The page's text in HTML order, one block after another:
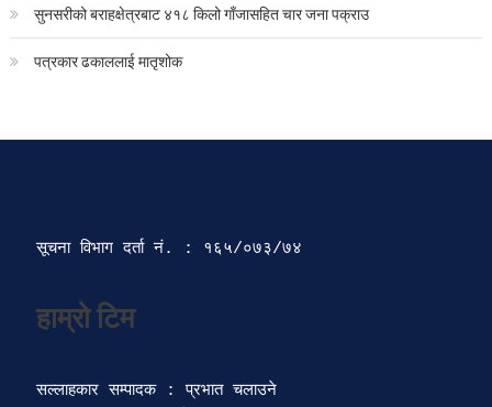
सुनसरीको बराहक्षेत्रबाट ४१८ किलो गाँजासहित चार जना पक्राउ
पत्रकार ढकाललाई मातृशोक
सूचना विभाग दर्ता‍ नं. : १६५/०७३/७४
हाम्रो टिम
सल्लाहकार सम्पादक : प्रभात चलाउने